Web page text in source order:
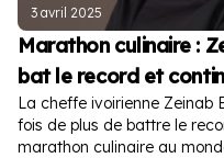
3 avril 2025
Marathon culinaire :
bat le record et
La cheffe ivoirienne Zeinab
fois de plus de battre le
marathon culinaire au